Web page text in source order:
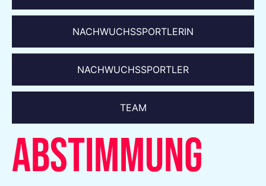
NACHWUCHSSPORTLERIN
NACHWUCHSSPORTLER
TEAM
ABSTIMMUNG